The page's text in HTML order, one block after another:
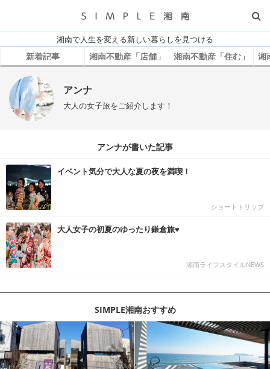
湘南で人生を変える新しい暮らしを見つける
新着記事 湘南不動産「店舗」 湘南不動産「住む」 湘
アンナ
大人の女子旅をご紹介します！
アンナが書いた記事
イベント気分で大人な夏の夜を満喫！
ショートトリップ
大人女子の初夏のゆったり鎌倉旅♥
湘南ライフスタイルNEWS
SIMPLE湘南おすすめ
記事を読む